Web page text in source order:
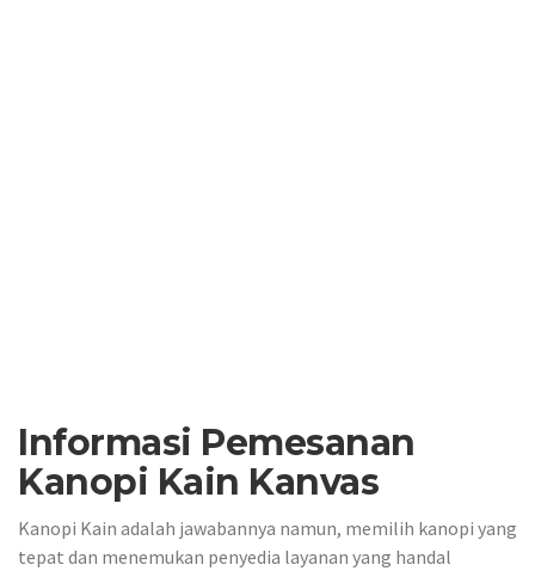
Informasi Pemesanan
Kanopi Kain Kanvas
Kanopi Kain adalah jawabannya namun, memilih kanopi yang
tepat dan menemukan penyedia layanan yang handal